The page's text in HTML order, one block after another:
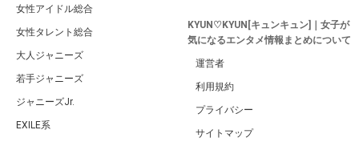
女性アイドル総合
女性タレント総合
大人ジャニーズ
若手ジャニーズ
ジャニーズJr.
EXILE系
KYUN♡KYUN[キュンキュン]｜女子が
気になるエンタメ情報まとめについて
運営者
利用規約
プライバシー
サイトマップ